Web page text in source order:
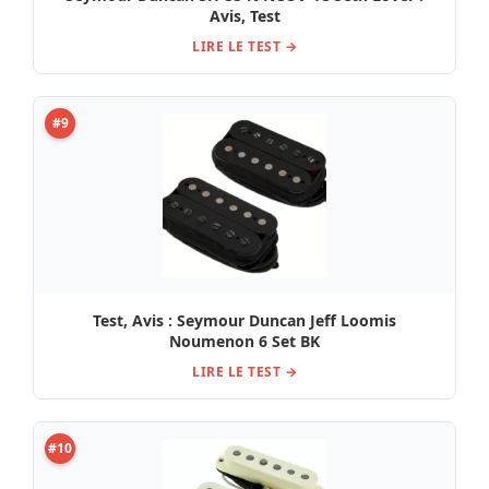
Avis, Test
LIRE LE TEST →
#9
Test, Avis : Seymour Duncan Jeff Loomis
Noumenon 6 Set BK
LIRE LE TEST →
#10